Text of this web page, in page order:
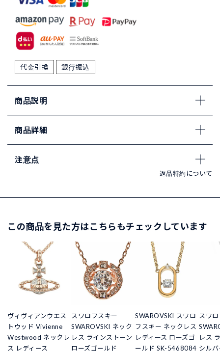
代金引換 銀行振込
商品説明
商品詳細
注意点
返品特約について
この商品を見た方はこちらもチェックしています
ヴィヴィアンウエス
トウッド Vivienne
Westwood ネックレ
ス レディース
スワロフスキー
SWAROVSKI ネック
レス ラインストーン
ローズゴールド
SWAROVSKI スワロ
フスキー ネックレス
レディース ローズゴ
ールド SK-5468084
スワ
レス
シル